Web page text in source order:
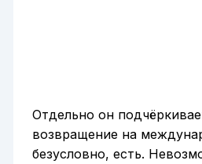
Отдельно он
возвращение на
безусловно, есть.